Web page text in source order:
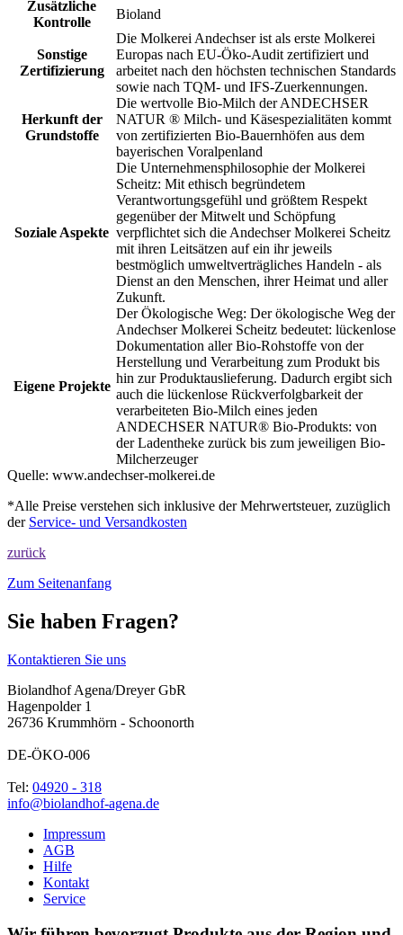
Zusätzliche
Kontrolle
Bioland
Sonstige
Zertifizierung
Die Molkerei Andechser ist als erste Molkerei
Europas nach EU-Öko-Audit zertifiziert und
arbeitet nach den höchsten technischen Standards
sowie nach TQM- und IFS-Zuerkennungen.
Herkunft der
Grundstoffe
Die wertvolle Bio-Milch der ANDECHSER
NATUR ® Milch- und Käsespezialitäten kommt
von zertifizierten Bio-Bauernhöfen aus dem
bayerischen Voralpenland
Soziale Aspekte
Die Unternehmensphilosophie der Molkerei
Scheitz: Mit ethisch begründetem
Verantwortungsgefühl und größtem Respekt
gegenüber der Mitwelt und Schöpfung
verpflichtet sich die Andechser Molkerei Scheitz
mit ihren Leitsätzen auf ein ihr jeweils
bestmöglich umweltverträgliches Handeln - als
Dienst an den Menschen, ihrer Heimat und aller
Zukunft.
Eigene Projekte
Der Ökologische Weg: Der ökologische Weg der
Andechser Molkerei Scheitz bedeutet: lückenlose
Dokumentation aller Bio-Rohstoffe von der
Herstellung und Verarbeitung zum Produkt bis
hin zur Produktauslieferung. Dadurch ergibt sich
auch die lückenlose Rückverfolgbarkeit der
verarbeiteten Bio-Milch eines jeden
ANDECHSER NATUR® Bio-Produkts: von
der Ladentheke zurück bis zum jeweiligen Bio-
Milcherzeuger
Quelle: www.andechser-molkerei.de
*Alle Preise verstehen sich inklusive der Mehrwertsteuer, zuzüglich
der Service- und Versandkosten
zurück
Zum Seitenanfang
Sie haben Fragen?
Kontaktieren Sie uns
Biolandhof Agena/Dreyer GbR
Hagenpolder 1
26736 Krummhörn - Schoonorth
DE-ÖKO-006
Tel: 04920 - 318
info@biolandhof-agena.de
Impressum
AGB
Hilfe
Kontakt
Service